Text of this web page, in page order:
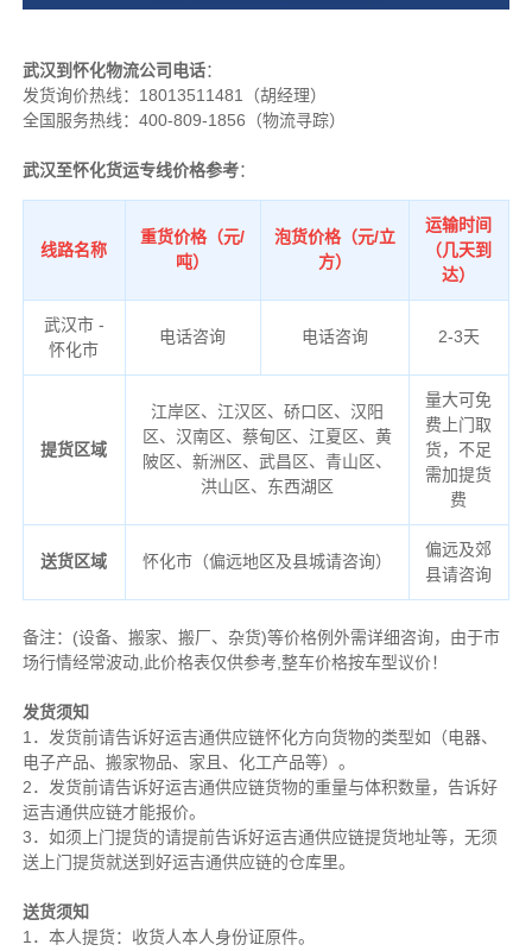
武汉到怀化物流公司电话：
发货询价热线： 18013511481（胡经理）
全国服务热线：400-809-1856（物流寻踪）
武汉至怀化货运专线价格参考：
线路名称
重货价格（元/
吨）
泡货价格（元/立
方）
运输时间
（几天到
达）
武汉市 -
怀化市
电话咨询 电话咨询 2-3天
提货区域
江岸区、江汉区、硚口区、汉阳
区、汉南区、蔡甸区、江夏区、黄
陂区、新洲区、武昌区、青山区、
洪山区、东西湖区
量大可免
费上门取
货，不足
需加提货
费
送货区域 怀化市（偏远地区及县城请咨询）
偏远及郊
县请咨询
备注： (设备、搬家、搬厂、杂货)等价格例外需详细咨询，由于市
场行情经常波动,此价格表仅供参考,整车价格按车型议价！
发货须知
1．发货前请告诉好运吉通供应链怀化方向货物的类型如（电器、
电子产品、搬家物品、家且、化工产品等）。
2．发货前请告诉好运吉通供应链货物的重量与体积数量，告诉好
运吉通供应链才能报价。
3．如须上门提货的请提前告诉好运吉通供应链提货地址等，无须
送上门提货就送到好运吉通供应链的仓库里。
送货须知
1．本人提货：收货人本人身份证原件。